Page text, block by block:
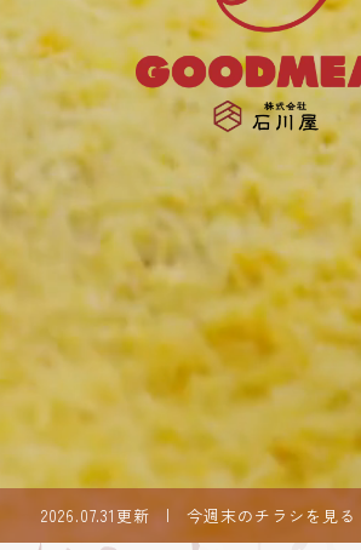
2026.07.31更新 今週末のチラシを見る